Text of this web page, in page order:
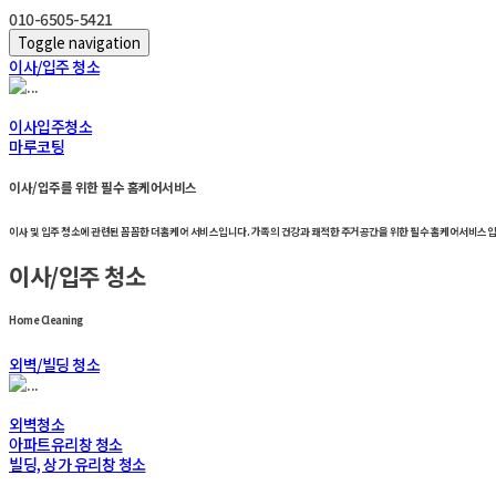
010-6505-5421
Toggle navigation
이사/입주 청소
이사입주청소
마루코팅
이사/입주를 위한 필수 홈케어서비스
이사 및 입주 청소에 관련된 꼼꼼한 더홈케어 서비스입니다. 가족의 건강과 쾌적한 주거공간을 위한 필수 홈케어서비스
이사/입주 청소
Home Cleaning
외벽/빌딩 청소
외벽청소
아파트유리창 청소
빌딩, 상가 유리창 청소